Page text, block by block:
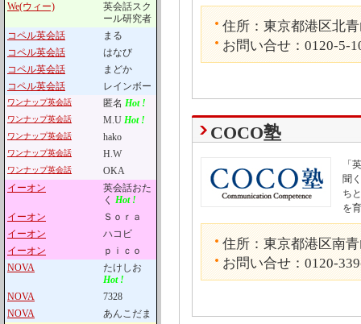
We(ウィー)
英会話スク
ール研究者
コペル英会話
まる
コペル英会話
はなび
コペル英会話
まどか
コペル英会話
レインボー
ワンナップ英会話 匿名 Hot !
ワンナップ英会話 M.U Hot !
ワンナップ英会話 hako
ワンナップ英会話 H.W
ワンナップ英会話
OKA
イーオン
英会話おた
く Hot !
イーオン
Ｓｏｒａ
イーオン
ハコビ
イーオン
ｐｉｃｏ
NOVA
たけしお
Hot !
NOVA
7328
NOVA
あんこだま
住所：東京都港区北
お問い合せ：0120-5-
COCO塾
「
聞
ち
を
住所：東京都港区南
お問い合せ：0120-